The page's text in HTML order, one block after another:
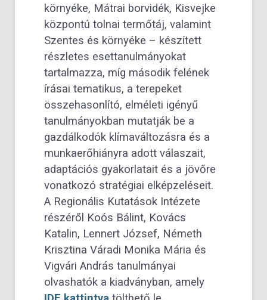
környéke, Mátrai borvidék, Kisvejke
központú tolnai termőtáj, valamint
Szentes és környéke – készített
részletes esettanulmányokat
tartalmazza, míg második felének
írásai tematikus, a terepeket
összehasonlító, elméleti igényű
tanulmányokban mutatják be a
gazdálkodók klímaváltozásra és a
munkaerőhiányra adott válaszait,
adaptációs gyakorlatait és a jövőre
vonatkozó stratégiai elképzeléseit.
A Regionális Kutatások Intézete
részéről Koós Bálint, Kovács
Katalin, Lennert József, Németh
Krisztina Váradi Monika Mária és
Vigvári András tanulmányai
olvashatók a kiadványban, amely